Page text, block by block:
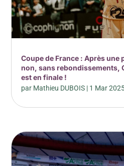
Coupe de France : Après
non, sans rebondissements,
est en finale !
par Mathieu DUBOIS | 1 Mar